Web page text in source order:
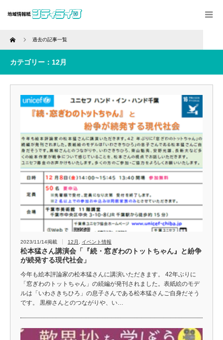
Home 過去の記事一覧
カテゴリー：12月
2023/11/14掲載 12月 イベント情報
松本猛さん講演会「『続・窓ぎわのトットちゃん』と紛争
が続発する現代社会」
今年も絵本評論家の松本猛さんに講演いただきます。 42年ぶりに
「窓ぎわのトットちゃん」の続編が発刊されました。表紙絵のモデ
ルは「いわさきちひろ」の息子さんである松本猛さんご自身だそう
です。 黒柳さんとのつながりや、い…